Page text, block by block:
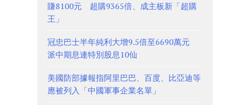
賺8100元 超購9365倍、成主板新「超購
王」
冠忠巴士半年純利大增9.5倍至6690萬元
派中期息連特別股息10仙
美國防部據報指阿里巴巴、百度、比亞迪等
應被列入「中國軍事企業名單」